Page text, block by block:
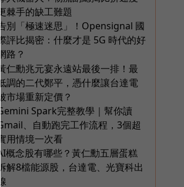
更棘手的缺工難題
告別「極速迷思」！Opensignal 國
際評比揭密：什麼才是 5G 時代的好
網路？
黃仁勳兆元宴永遠站最後一排！最
低調的二代鄭平，憑什麼讓台達電
被市場重新定價？
Gemini Spark完整教學｜幫你讀
Gmail、自動跑完工作流程，3個超
實用情境一次看
AI概念股有哪些？黃仁勳五層蛋糕
拆解8檔能源股，台達電、光寶科出
線